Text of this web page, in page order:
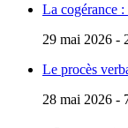
La cogérance
29 mai 2026 -
Le procès
28 mai 2026 -